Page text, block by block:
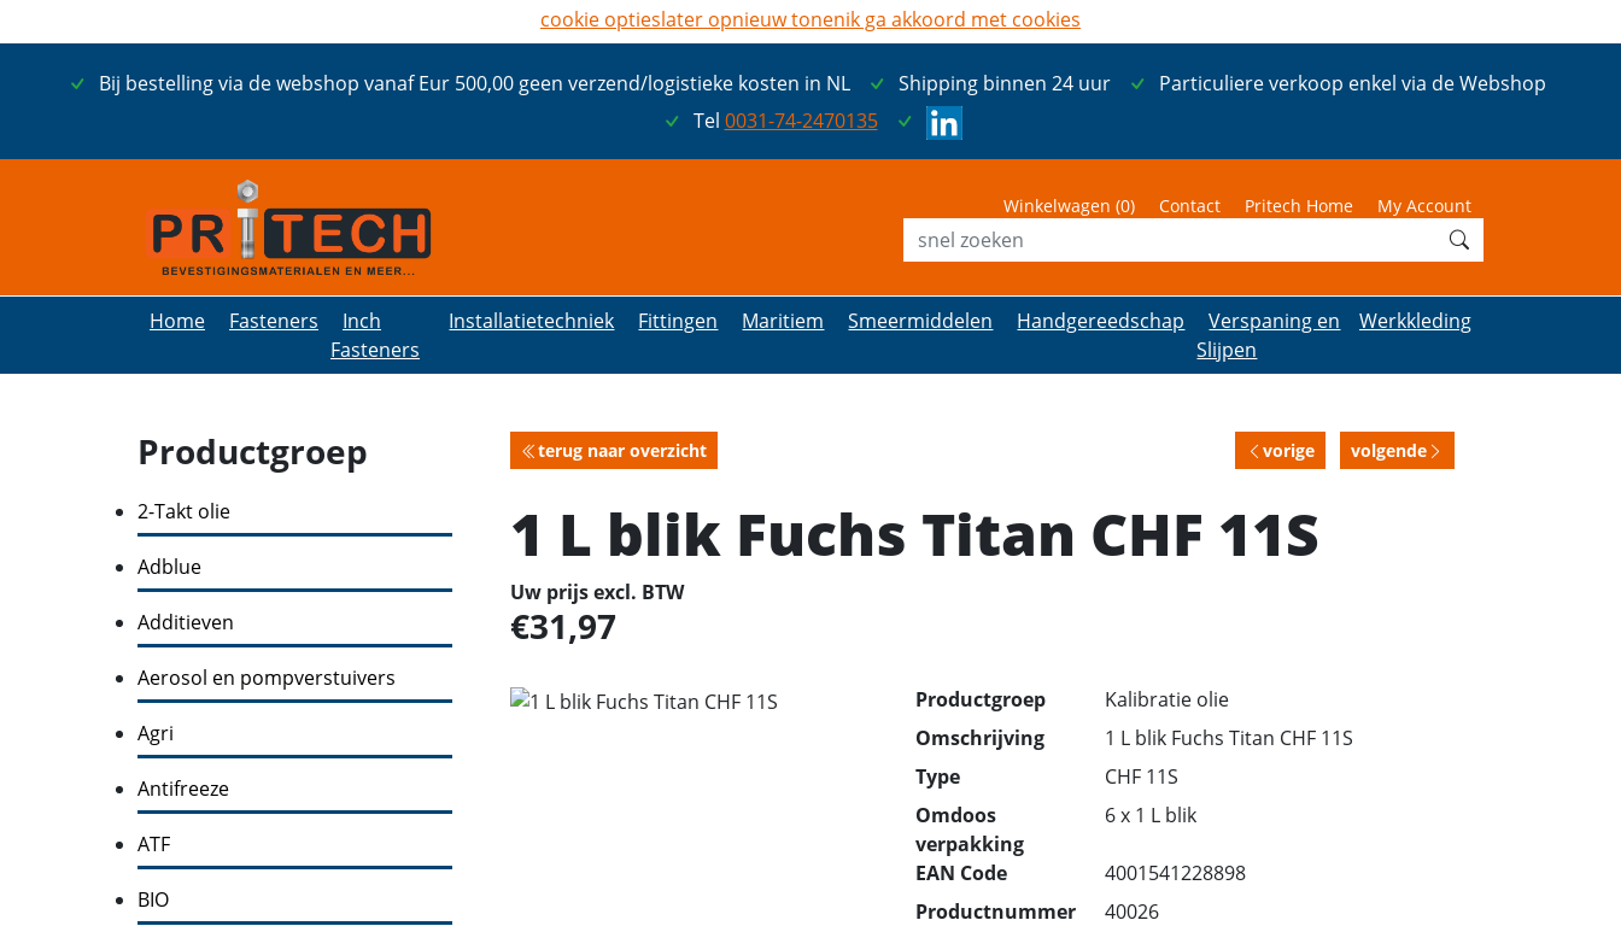
Bij bestelling via de webshop vanaf Eur 500,00 geen verzend/logistieke kosten in NL Shipping binnen 24 uur
Particuliere verkoop enkel via de Webshop
Tel 0031-74-2470135
Winkelwagen (0) Contact Pritech Home My Account
Home Fasteners
Inch
Fasteners
Installatietechniek Fittingen Maritiem Smeermiddelen Handgereedschap
Verspaning en
Slijpen
Werkkleding
Productgroep
2-Takt olie
Adblue
Additieven
Aerosol en pompverstuivers
Agri
Antifreeze
ATF
BIO
terug naar overzicht vorige volgende
1 L blik Fuchs Titan CHF 11S
Uw prijs excl. BTW
31,97
Productgroep
Kalibratie olie
Omschrijving
1 L blik Fuchs Titan CHF 11S
Type
CHF 11S
Omdoos
verpakking
6 x 1 L blik
EAN Code
4001541228898
Productnummer
40026
cookie optieslater opnieuw tonenik ga akkoord met cookies